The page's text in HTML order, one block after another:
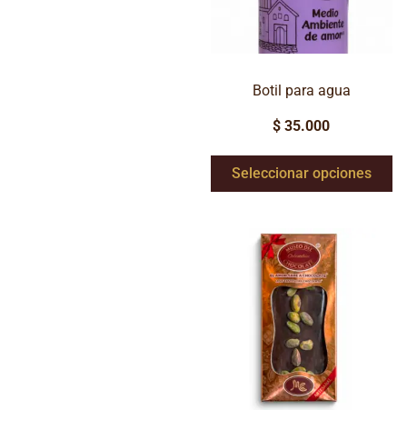
Botil para agua
$ 35.000
Seleccionar opciones